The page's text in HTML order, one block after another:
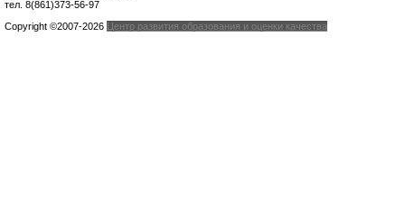
тел. 8(861)373-56-97
Copyright ©2007-2026 Центр развития образования и оценки качества